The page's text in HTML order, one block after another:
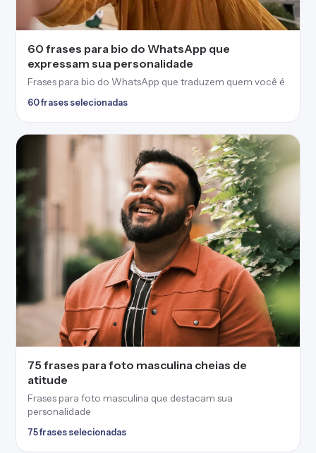
60 frases para bio do WhatsApp que
expressam sua personalidade
Frases para bio do WhatsApp que traduzem quem você é
60 frases selecionadas
75 frases para foto masculina cheias de
atitude
Frases para foto masculina que destacam sua
personalidade
75 frases selecionadas